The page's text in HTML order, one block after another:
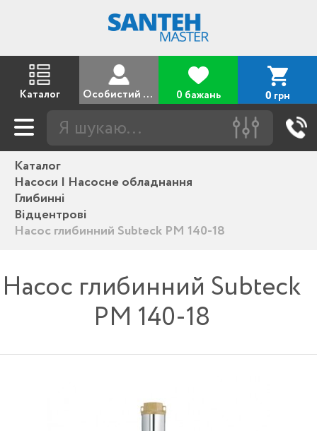
Каталог Особистий кабінет 0 бажань 0 грн
Каталог
Насоси | Насосне обладнання
Глибинні
Відцентрові
Насос глибинний Subteck PM 140-18
Насос глибинний Subteck
PM 140-18